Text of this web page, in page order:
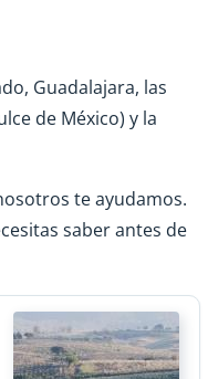
Guadalajara, las
de México) y la
te ayudamos.
saber antes de